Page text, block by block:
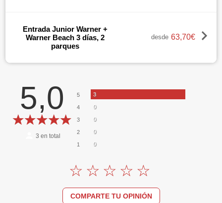
Entrada Junior Warner +
Warner Beach 3 días, 2
parques
desde 63,70€
5,0
3 en total
5 3
4 0
3 0
2 0
1 0
COMPARTE TU OPINIÓN